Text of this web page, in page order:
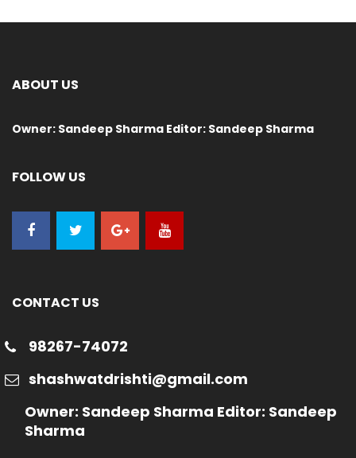
ABOUT US
Owner: Sandeep Sharma Editor: Sandeep Sharma
FOLLOW US
CONTACT US
98267-74072
shashwatdrishti@gmail.com
Owner: Sandeep Sharma Editor: Sandeep
Sharma